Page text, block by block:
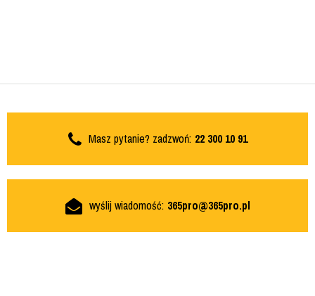
Masz pytanie? zadzwoń: 22 300 10 91
wyślij wiadomość: 365pro@365pro.pl